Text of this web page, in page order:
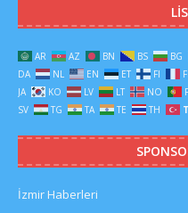
AR AZ BN BS BG
DA
NL EN ET FI
JA
KO LV LT NO
SV
TG TA TE TH
İzmir Haberleri